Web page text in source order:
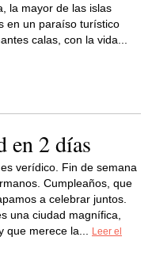
la mayor de las islas
en un paraíso turístico
calas, con la vida...
en 2 días
verídico. Fin de semana
Cumpleaños, que
a celebrar juntos.
una ciudad magnífica,
que merece la...
Leer el